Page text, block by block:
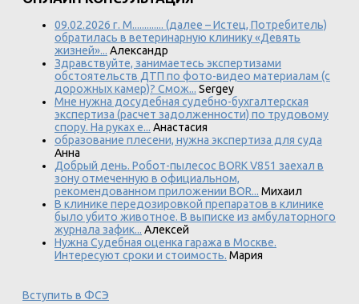
09.02.2026 г. М............. (далее – Истец, Потребитель)
обратилась в ветеринарную клинику «Девять
жизней»... Александр
Здравствуйте, занимаетесь экспертизами
обстоятельств ДТП по фото-видео материалам (с
дорожных камер)? Смож... Sergey
Мне нужна досудебная судебно-бухгалтерская
экспертиза (расчет задолженности) по трудовому
спору. На руках е... Анастасия
образование плесени, нужна экспертиза для суда
Анна
Добрый день. Робот-пылесос BORK V851 заехал в
зону отмеченную в официальном,
рекомендованном приложении BOR... Михаил
В клинике передозировкой препаратов в клинике
было убито животное. В выписке из амбулаторного
журнала зафик... Алексей
Нужна Судебная оценка гаража в Москве.
Интересуют сроки и стоимость. Мария
Вступить в ФСЭ